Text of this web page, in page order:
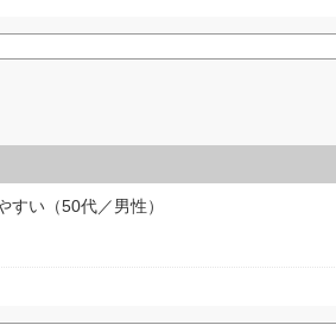
すい（50代／男性）